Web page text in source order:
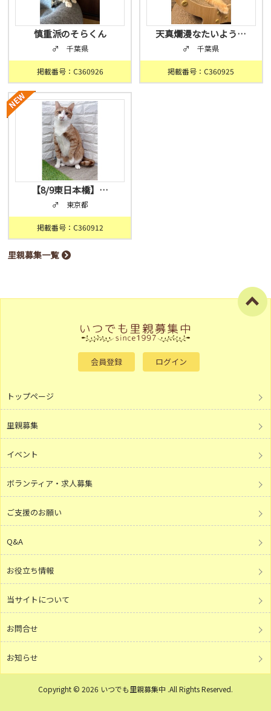
慎重派のそらくん
♂ 千葉県
掲載番号：C360926
天真爛漫なたいよう…
♂ 千葉県
掲載番号：C360925
【8/9東日本橋】…
♂ 東京都
掲載番号：C360912
里親募集一覧
会員登録 ログイン
トップページ
里親募集
イベント
ボランティア・求人募集
ご支援のお願い
Q&A
お役立ち情報
当サイトについて
お問合せ
お知らせ
Copyright © 2026 いつでも里親募集中 .All Rights Reserved.